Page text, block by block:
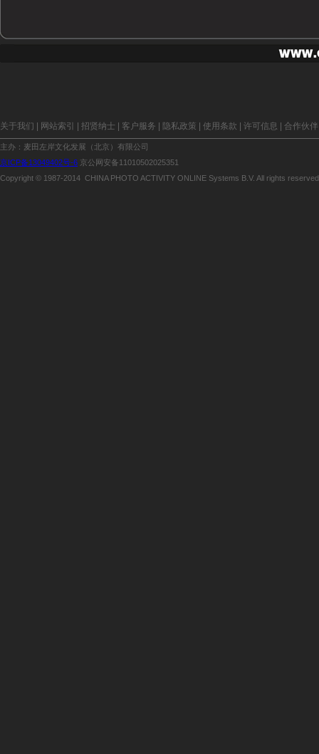
关于我们 | 网站索引 | 招贤纳士 | 客户服务 | 隐私政策 | 使用条款 | 许可信息 | 合作伙伴
主办：麦田左岸文化发展（北京）有限公司
京ICP备13049402号-6 京公网安备11010502025351
Copyright © 1987-2014 CHINA PHOTO ACTIVITY ONLINE Systems B.V. All rights